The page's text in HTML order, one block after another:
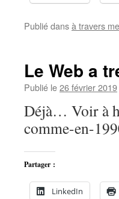
Publié dansà travers
Le Web a
Publié le26 février 2019
Déjà… Voir à
comme-en-
Partager :
LinkedIn